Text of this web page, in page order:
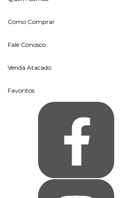
Como Comprar
Fale Conosco
Venda Atacado
Favoritos